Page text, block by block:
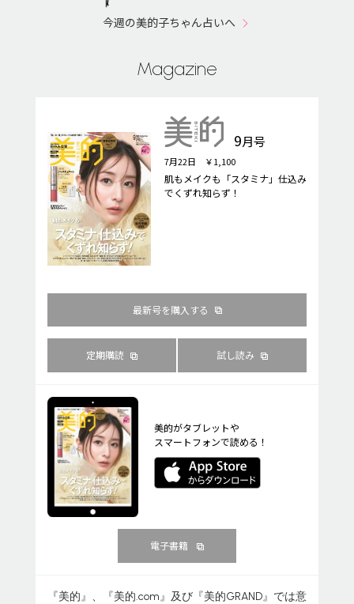
今週の美的子ちゃん占いへ
Magazine
9月号
7月22日 ￥1,100
肌もメイクも「スタミナ」仕込み
でくずれ知らず！
最新号を購入する
定期購読 試し読み
美的がタブレットや
スマートフォンで読める！
電子書籍
『美的』、『美的.com』及び『美的GRAND』では意